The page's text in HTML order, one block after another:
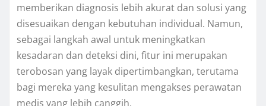
memberikan diagnosis lebih akurat dan solusi yang
disesuaikan dengan kebutuhan individual. Namun,
sebagai langkah awal untuk meningkatkan
kesadaran dan deteksi dini, fitur ini merupakan
terobosan yang layak dipertimbangkan, terutama
bagi mereka yang kesulitan mengakses perawatan
medis yang lebih canggih.